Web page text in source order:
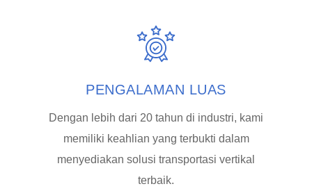
PENGALAMAN LUAS
Dengan lebih dari 20 tahun di industri, kami
memiliki keahlian yang terbukti dalam
menyediakan solusi transportasi vertikal
terbaik.